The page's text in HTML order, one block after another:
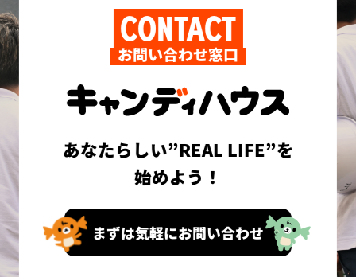
CONTACT
お問い合わせ窓口
あなたらしい”REAL LIFE”を
始めよう！
まずは気軽にお問い合わせ